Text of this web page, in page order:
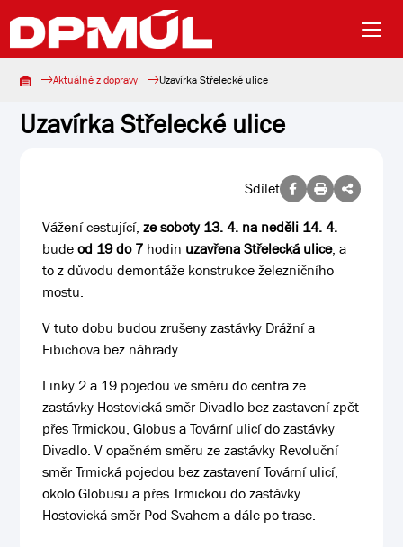
Aktuálně z dopravy Uzavírka Střelecké ulice
Uzavírka Střelecké ulice
Sdílet
Vážení cestující,ze soboty 13. 4. na neděli 14. 4.
budeod 19 do 7 hodin uzavřena Střelecká ulice, a
to z důvodu demontáže konstrukce železničního
mostu.
V tuto dobu budou zrušeny zastávky Drážní a
Fibichova bez náhrady.
Linky 2 a 19 pojedou ve směru do centra ze
zastávky Hostovická směr Divadlo bez zastavení zpět
přes Trmickou, Globus a Tovární ulicí do zastávky
Divadlo. V opačném směru ze zastávky Revoluční
směr Trmická pojedou bez zastavení Tovární ulicí,
okolo Globusu a přes Trmickou do zastávky
Hostovická směr Pod Svahem a dále po trase.